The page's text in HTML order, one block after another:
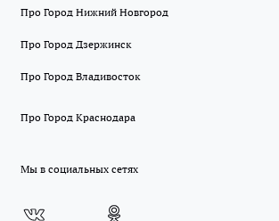
Про Город Нижний Новгород
Про Город Дзержинск
Про Город Владивосток
Про Город Краснодара
Мы в социальных сетях